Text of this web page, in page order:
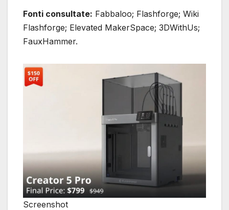
Fonti consultate: Fabbaloo; Flashforge; Wiki
Flashforge; Elevated MakerSpace; 3DWithUs;
FauxHammer.
Screenshot